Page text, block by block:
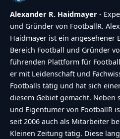
Alexander R. Haidmayer -
und Gründer von FootballR.
Haidmayer ist ein angesehener
Bereich Football und Gründer
führenden Plattform für
er mit Leidenschaft und
Footballs tätig und hat sich
diesem Gebiet gemacht. Neben
und Eigentümer von FootballR
seit 2006 auch als Mitarbeiter
Kleinen Zeitung tätig. Diese